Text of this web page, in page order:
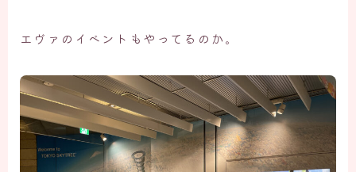
エヴァのイベントもやってるのか。